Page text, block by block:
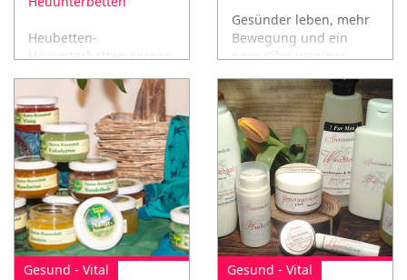
Heubetten-
Heuunterbetten sorgen
für einen tiefen
erholsamen Schlaf
sowie Linderung bei:
Schlafstörungen,
Kopfschmerzen, uvm...
Gesünder leben, mehr
Bewegung und ein
paar Kilos weniger.
Gesund - Vital
Gesund - Vital